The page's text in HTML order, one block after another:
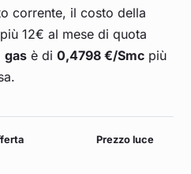
corrente, il costo della
più 12€ al mese di quota
gas è di0,4798 €/Smc più
Prezzo luce